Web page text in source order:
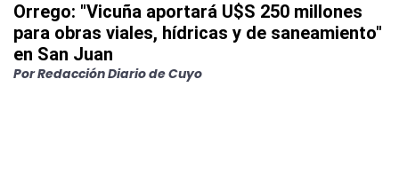
Orrego: "Vicuña aportará U$S 250 millones
para obras viales, hídricas y de saneamiento"
en San Juan
PorRedacción Diario de Cuyo